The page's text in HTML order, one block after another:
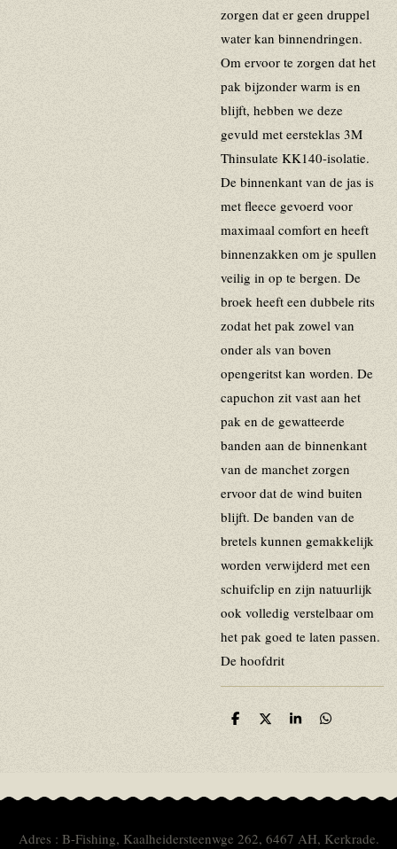
zorgen dat er geen druppel
water kan binnendringen.
Om ervoor te zorgen dat het
pak bijzonder warm is en
blijft, hebben we deze
gevuld met eersteklas 3M
Thinsulate KK140-isolatie.
De binnenkant van de jas is
met fleece gevoerd voor
maximaal comfort en heeft
binnenzakken om je spullen
veilig in op te bergen. De
broek heeft een dubbele rits
zodat het pak zowel van
onder als van boven
opengeritst kan worden. De
capuchon zit vast aan het
pak en de gewatteerde
banden aan de binnenkant
van de manchet zorgen
ervoor dat de wind buiten
blijft. De banden van de
bretels kunnen gemakkelijk
worden verwijderd met een
schuifclip en zijn natuurlijk
ook volledig verstelbaar om
het pak goed te laten passen.
De hoofdrit
D
D
S
D
Adres : B-Fishing, Kaalheidersteenwge 262, 6467 AH, Kerkrade.